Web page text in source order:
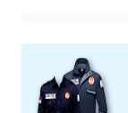
ID
WAHANANEWS